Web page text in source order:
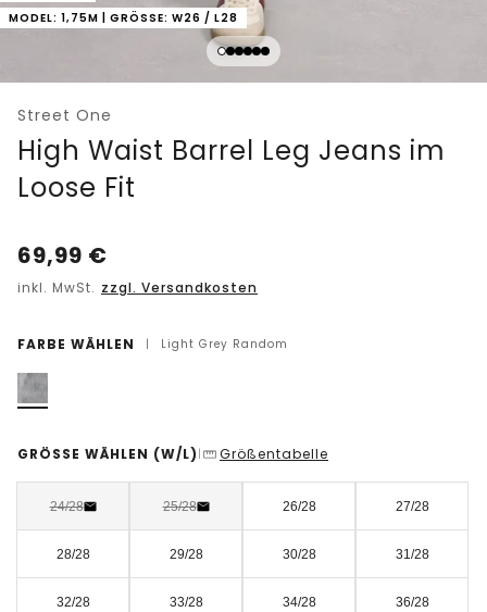
MODEL: 1,75M | GRÖSSE: W26 / L28
Street One
High Waist Barrel Leg Jeans im
Loose Fit
69,99 €
inkl. MwSt. zzgl. Versandkosten
FARBE WÄHLEN | Light Grey Random
GRÖSSE WÄHLEN (W/L) | Größentabelle
24/28 25/28 26/28 27/28
28/28 29/28 30/28 31/28
32/28 33/28 34/28 36/28